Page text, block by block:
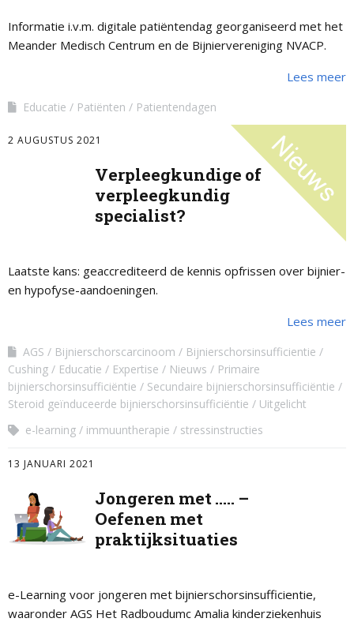
Informatie i.v.m. digitale patiëntendag georganiseerd met het
Meander Medisch Centrum en de Bijniervereniging NVACP.
Lees meer
Educatie Patiënten Patientendagen
2 AUGUSTUS 2021
Verpleegkundige of
verpleegkundig
specialist?
Laatste kans: geaccrediteerd de kennis opfrissen over bijnier-
en hypofyse-aandoeningen.
Lees meer
AGS Bijnierschorscarcinoom
Bijnierschorsinsufficientie
Cushing
Educatie Expertise Nieuws
Primaire
bijnierschorsinsufficiëntie
Secundaire bijnierschorsinsufficiëntie
Steroid geïnduceerde bijnierschorsinsufficiëntie
Uitgelicht
e-learning
immuuntherapie stressinstructies
13 JANUARI 2021
Jongeren met ….. –
Oefenen met
praktijksituaties
e-Learning voor jongeren met bijnierschorsinsufficientie,
waaronder AGS Het Radboudumc Amalia kinderziekenhuis